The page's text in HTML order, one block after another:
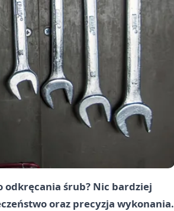
odkręcania śrub? Nic bardziej
oraz precyzja wykonania.